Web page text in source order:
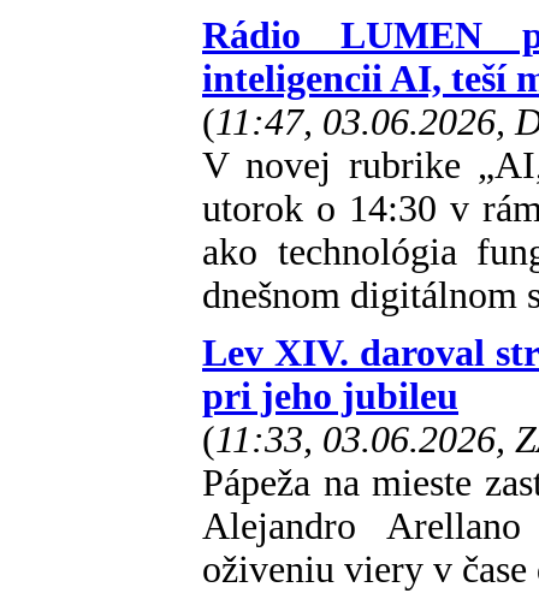
Rádio LUMEN
inteligencii AI, teší
(11:47, 03.06.2026,
V novej rubrike
utorok o 14:30 v
ako technológia
dnešnom digitálnom
Lev XIV. daroval
pri jeho jubileu
(11:33, 03.06.2026,
Pápeža na mieste
Alejandro
oživeniu viery v